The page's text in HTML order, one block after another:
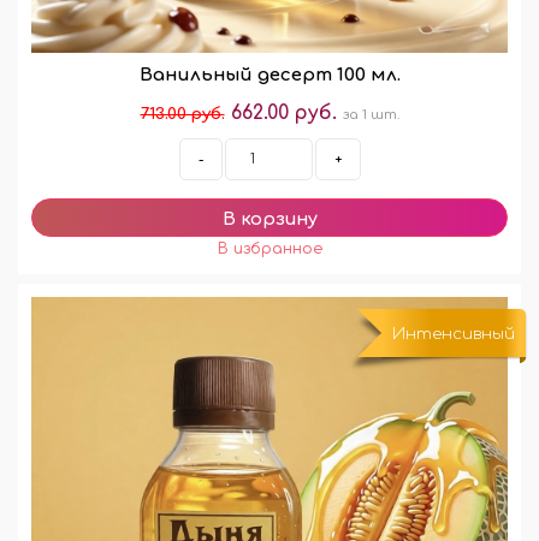
Ванильный десерт 100 мл.
713.00 руб. 662.00 руб. за 1 шт.
- +
Интенсивный